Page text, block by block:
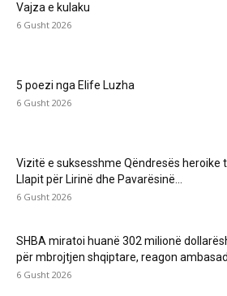
Vajza e kulaku
6 Gusht 2026
5 poezi nga Elife Luzha
6 Gusht 2026
Vizitë e suksesshme Qëndresës heroike
Llapit për Lirinë dhe Pavarësinë...
6 Gusht 2026
SHBA miratoi huanë 302 milionë
për mbrojtjen shqiptare, reagon
6 Gusht 2026